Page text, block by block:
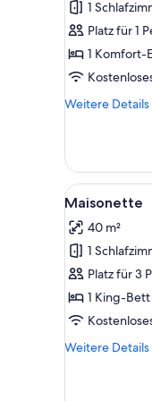
anzeigen
1
Platz für 1
1 Komfort-
Weitere Details
Weitere
Einzelzimmer
Alle
Fotos
für
anzeigen
4
Maisonette
40 m²
1
Platz für 3
1 King-Bett
Weitere Details
Weitere